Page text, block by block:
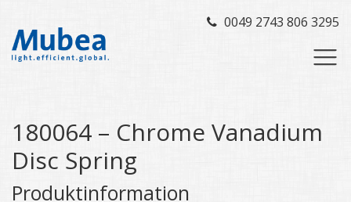
0049 2743 806 3295
180064 – Chrome Vanadium
Disc Spring
Produktinformation